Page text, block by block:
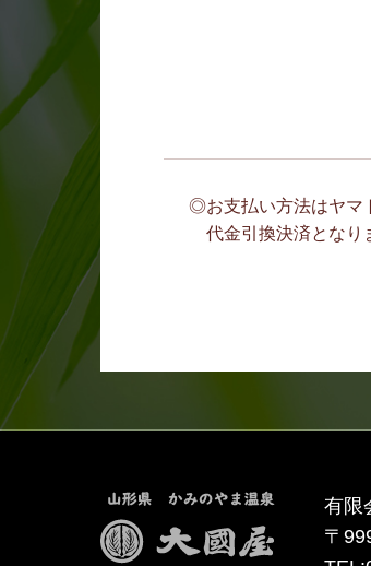
◎お支払い方法はヤマ
代金引換決済となり
有限
〒